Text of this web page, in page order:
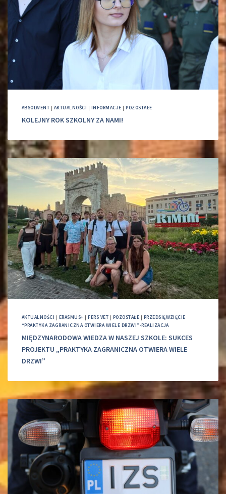
ABSOLWENT | AKTUALNOŚCI | INFORMACJE |POZOSTAŁE
KOLEJNY ROK SZKOLNY ZA NAMI!
AKTUALNOŚCI | ERASMUS+ |FERS VET | POZOSTAŁE | PRZEDSIĘWZIĘCIE
“PRAKTYKA ZAGRANICZNA OTWIERA WIELE DRZWI”-REALIZACJA
MIĘDZYNARODOWA WIEDZA W NASZEJ SZKOLE: SUKCES
PROJEKTU „PRAKTYKA ZAGRANICZNA OTWIERA WIELE
DRZWI”